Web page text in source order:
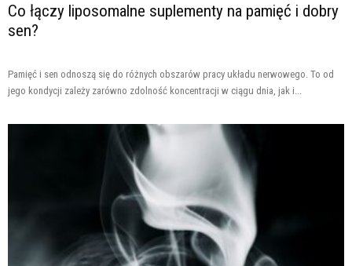
Co łączy liposomalne suplementy na pamięć i dobry
sen?
Pamięć i sen odnoszą się do różnych obszarów pracy układu nerwowego. To od
jego kondycji zależy zarówno zdolność koncentracji w ciągu dnia, jak i...